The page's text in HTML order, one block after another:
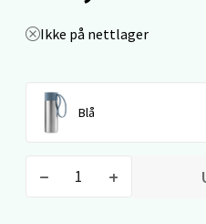
Ikke på nettlager
Blå
Molde -
Torget 1, 6413 Molde